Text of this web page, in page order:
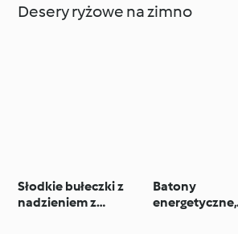
Desery ryżowe na zimno
Słodkie bułeczki z
nadzieniem z
Batony
energetyczne,